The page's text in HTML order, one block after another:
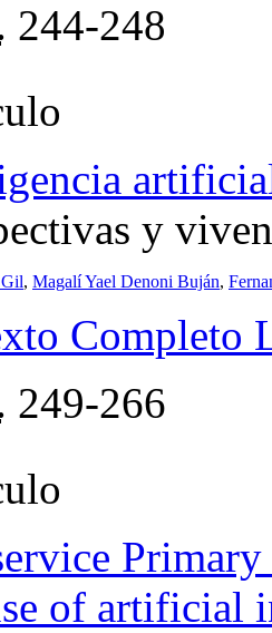
244-248
y
, Magalí Yael Denoni Buján,
Completo
249-266
Primary
of artificial